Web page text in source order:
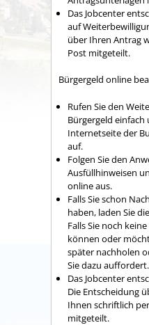
Das Jobcenter
auf
über Ihren Antrag
Post mitgeteilt.
Bürgergeld online
Rufen Sie den
Bürgergeld
Internetseite der
auf.
Folgen Sie den
Ausfüllhinweisen
online aus.
Falls Sie schon
haben, laden Sie
Falls Sie noch
können oder
später nachholen
Sie dazu auffordert.
Das Jobcenter
Die Entscheidung
Ihnen schriftlich
mitgeteilt.